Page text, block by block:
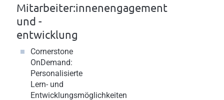
Mitarbeiter:innenengagement
und -
entwicklung
Cornerstone
OnDemand:
Personalisierte
Lern- und
Entwicklungsmöglichkeiten